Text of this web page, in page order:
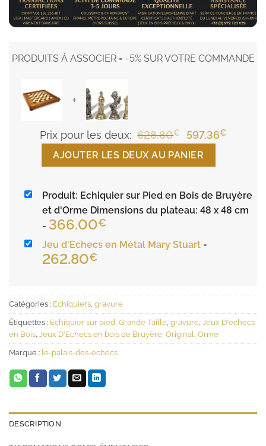
PRODUITS À ASSOCIER = -5% SUR VOTRE COMMANDE
+
Prix pour les deux: 628.80€
Le
prix
initial
628.80€.
597.36€Le
AJOUTER LES DEUX AU PANIER
Produit: Echiquier sur Pied en Bois de Bruyère
et d'Orme Dimensions du plateau: 48 x 48 cm
- 366.00€
Jeu d'Echecs en Métal Mary Stuart -
262.80€
Catégories : Echiquiers, gravure
Étiquettes : Echiquier sur pied, Grande Taille, gravure, Jeux D'echecs
en Bois, Jeux D'Echecs en bois de Bruyère, Original, Orme
Marque : le-palais-des-echecs
DESCRIPTION